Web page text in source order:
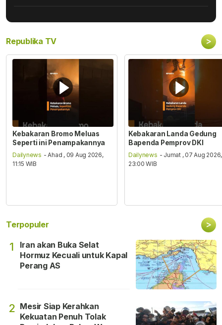
Republika TV >
Kebakaran Bromo Meluas
Seperti ini Penampakannya
Dailynews - Ahad , 09 Aug 2026,
11:15 WIB
Kebakaran Landa Gedung
Bapenda Pemprov DKI
Dailynews - Jumat , 07 Aug 2026,
23:00 WIB
Terpopuler >
1
Iran akan Buka Selat
Hormuz Kecuali untuk Kapal
Perang AS
2 Mesir Siap Kerahkan
Kekuatan Penuh Tolak